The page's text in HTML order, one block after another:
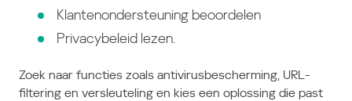
Klantenondersteuning beoordelen
Privacybeleid lezen.
Zoek naar functies zoals antivirusbescherming, URL-
filtering en versleuteling en kies een oplossing die past